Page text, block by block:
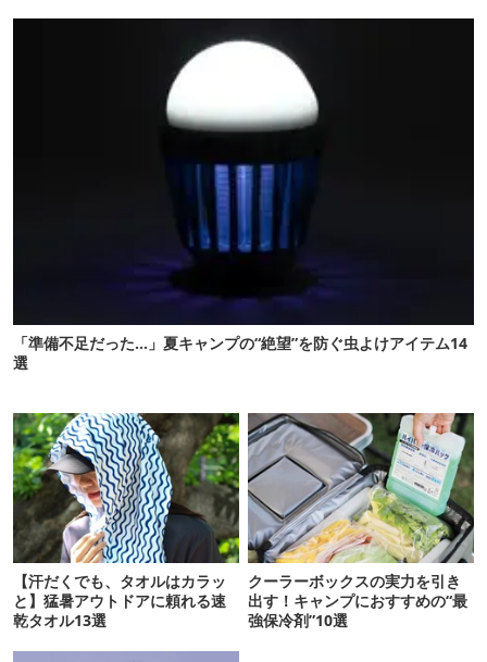
「準備不足だった…」夏キャンプの“絶望”を防ぐ虫よけアイテム14
選
【汗だくでも、タオルはカラッ
と】猛暑アウトドアに頼れる速
乾タオル13選
クーラーボックスの実力を引き
出す！キャンプにおすすめの“最
強保冷剤”10選